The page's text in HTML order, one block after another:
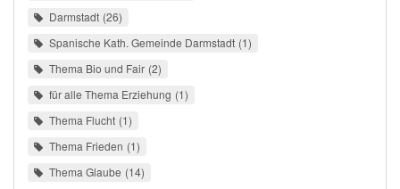
Darmstadt 26
Spanische Kath. Gemeinde Darmstadt 1
Thema Bio und Fair 2
für alle Thema Erziehung 1
Thema Flucht 1
Thema Frieden 1
Thema Glaube 14